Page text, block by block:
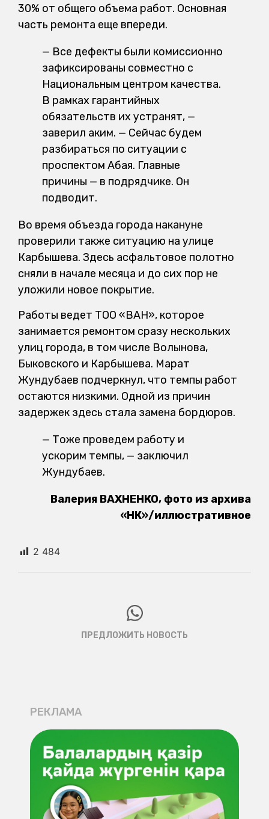
30% от общего объема работ. Основная
часть ремонта еще впереди.
— Все дефекты были комиссионно
зафиксированы совместно с
Национальным центром качества.
В рамках гарантийных
обязательств их устранят, —
заверил аким. — Сейчас будем
разбираться по ситуации с
проспектом Абая. Главные
причины — в подрядчике. Он
подводит.
Во время объезда города накануне
проверили также ситуацию на улице
Карбышева. Здесь асфальтовое полотно
сняли в начале месяца и до сих пор не
уложили новое покрытие.
Работы ведет ТОО «ВАН», которое
занимается ремонтом сразу нескольких
улиц города, в том числе Волынова,
Быковского и Карбышева. Марат
Жундубаев подчеркнул, что темпы работ
остаются низкими. Одной из причин
задержек здесь стала замена бордюров.
— Тоже проведем работу и
ускорим темпы, — заключил
Жундубаев.
Валерия ВАХНЕНКО, фото из архива
«НК»/иллюстративное
2 484
ПРЕДЛОЖИТЬ НОВОСТЬ
РЕКЛАМА